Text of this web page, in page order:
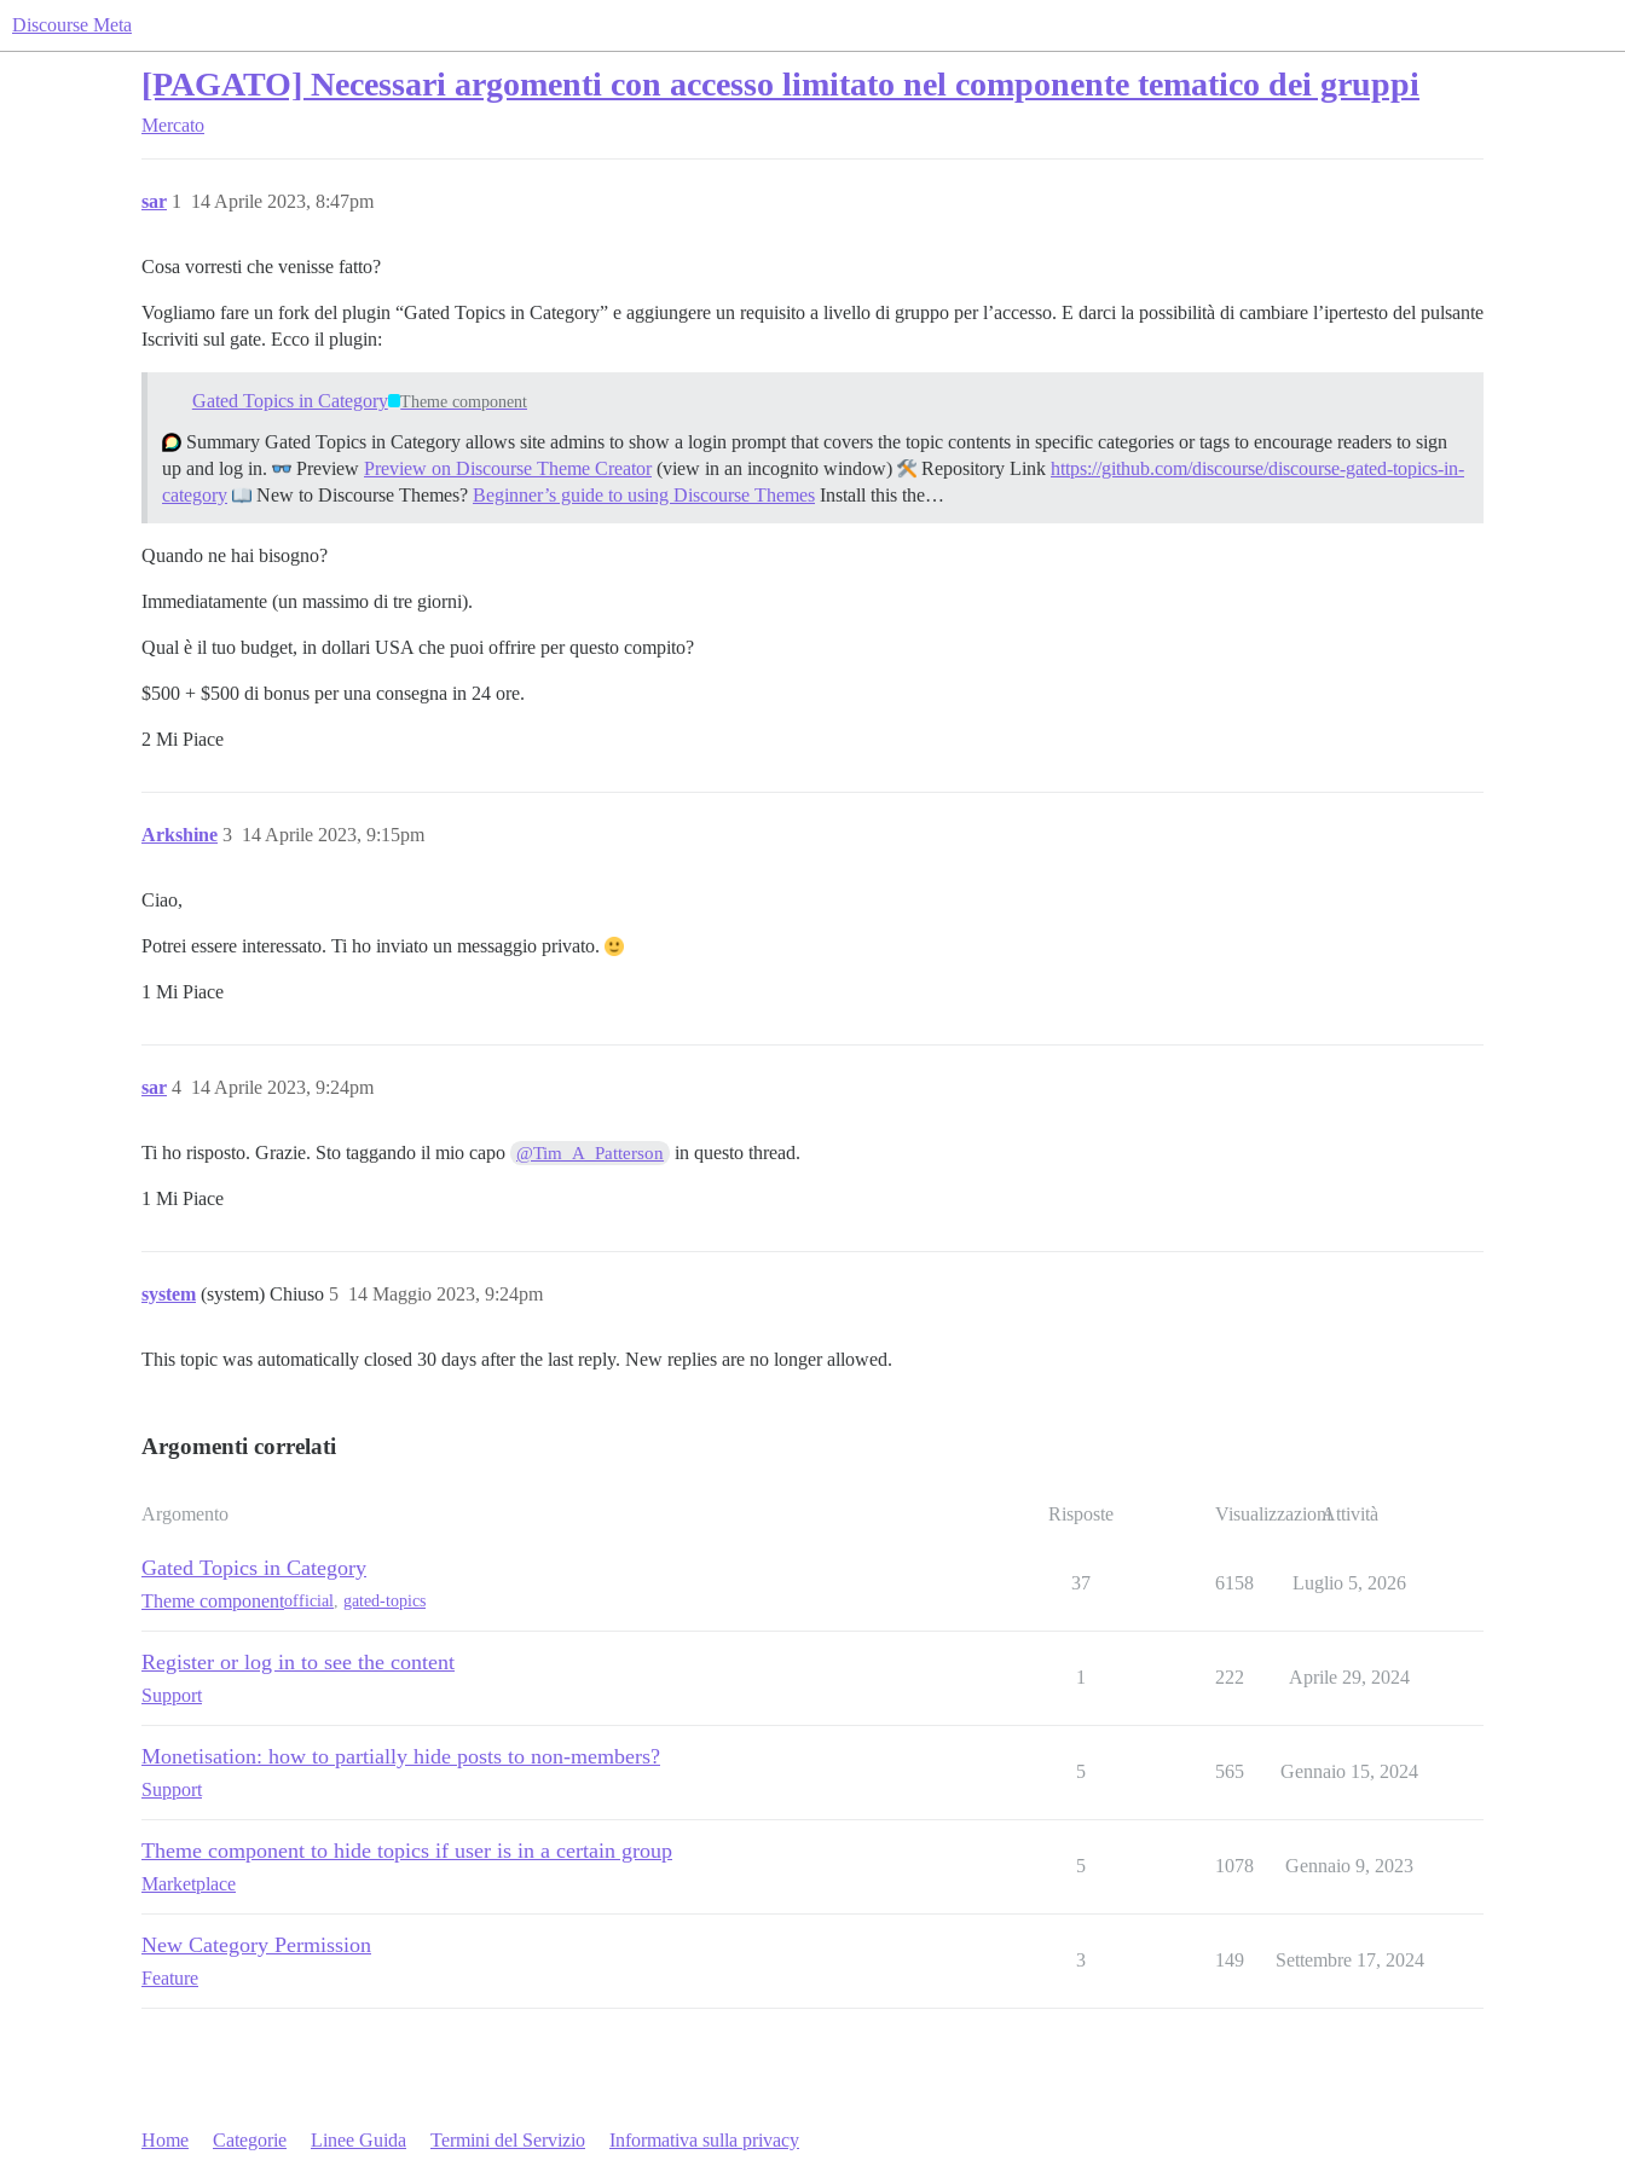
Discourse Meta
[PAGATO] Necessari argomenti con accesso limitato nel componente tematico dei gruppi
Mercato
sar 14 Aprile 2023, 8:47pm
1
Cosa vorresti che venisse fatto?
Vogliamo fare un fork del plugin “Gated Topics in Category” e aggiungere un requisito a livello di gruppo per l’accesso. E darci la possibilità di cambiare l’ipertesto del pulsante
Iscriviti sul gate. Ecco il plugin:
Gated Topics in Category Theme component
Summary Gated Topics in Category allows site admins to show a login prompt that covers the topic contents in specific categories or tags to encourage readers to sign
up and log in.
Preview Preview on Discourse Theme Creator(view in an incognito window) Repository Link https://github.com/discourse/discourse-gated-topics-in-
category
New to Discourse Themes? Beginner’s guide to using Discourse Themes Install this the…
Quando ne hai bisogno?
Immediatamente (un massimo di tre giorni).
Qual è il tuo budget, in dollari USA che puoi offrire per questo compito?
$500 + $500 di bonus per una consegna in 24 ore.
2 Mi Piace
Arkshine 14 Aprile 2023, 9:15pm
3
Ciao,
Potrei essere interessato. Ti ho inviato un messaggio privato.
1 Mi Piace
sar 14 Aprile 2023, 9:24pm
4
Ti ho risposto. Grazie. Sto taggando il mio capo @Tim_A_Patterson in questo thread.
1 Mi Piace
system (system) Chiuso 14 Maggio 2023, 9:24pm
5
This topic was automatically closed 30 days after the last reply. New replies are no longer allowed.
Argomenti correlati
Argomento Risposte VisualizzazioniAttività
Gated Topics in Category
Theme componentofficial, gated-topics
37 6158 Luglio 5, 2026
Register or log in to see the content
Support
1 222 Aprile 29, 2024
Monetisation: how to partially hide posts to non-members?
Support
5 565 Gennaio 15, 2024
Theme component to hide topics if user is in a certain group
Marketplace
5 1078 Gennaio 9, 2023
New Category Permission
Feature
3 149 Settembre 17, 2024
Home Categorie Linee Guida Termini del Servizio Informativa sulla privacy